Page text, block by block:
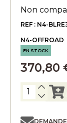
Non
REF : N4-
N4-OFFROAD
EN STOCK
370,80